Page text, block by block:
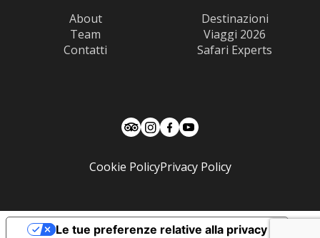
About
Team
Contatti
Destinazioni
Viaggi 2026
Safari Experts
Cookie PolicyPrivacy Policy
Le tue preferenze relative alla privacy